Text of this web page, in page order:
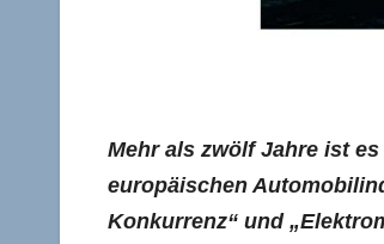
Mehr als zwölf Jahre ist
europäischen
Konkurrenz“ und